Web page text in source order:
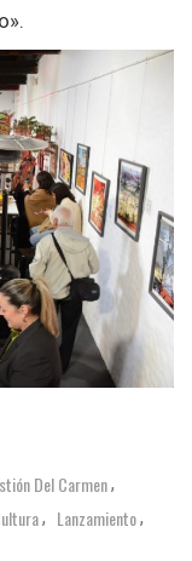
Del Carmen,
, Lanzamiento,